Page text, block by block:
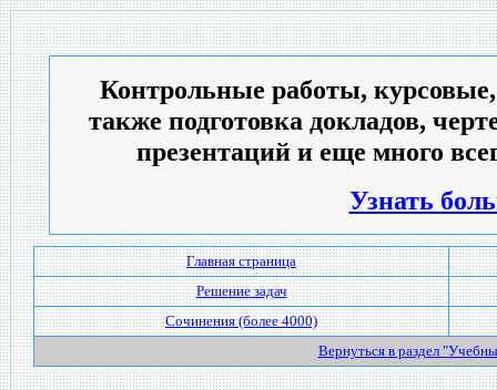
Контрольные работы,
также подготовка докладов,
презентаций и еще много
Узнать
Главная страница
Решение задач
Сочинения (более 4000)
Вернуться в раздел